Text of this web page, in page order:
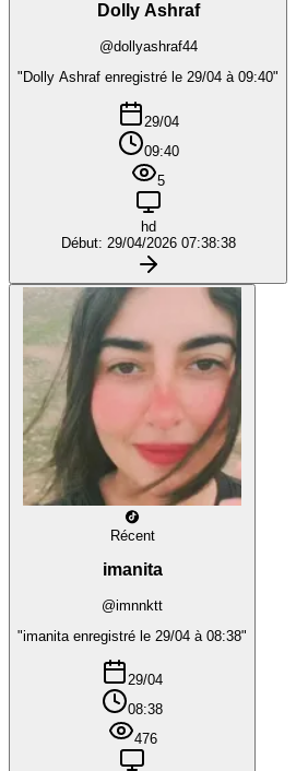
Dolly Ashraf
@dollyashraf44
"Dolly Ashraf enregistré le 29/04 à 09:40"
29/04
09:40
5
hd
Début: 29/04/2026 07:38:38
Récent
imanita
@imnnktt
"imanita enregistré le 29/04 à 08:38"
29/04
08:38
476